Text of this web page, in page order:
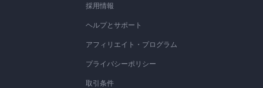
採用情報
ヘルプとサポート
アフィリエイト・プログラム
プライバシーポリシー
取引条件